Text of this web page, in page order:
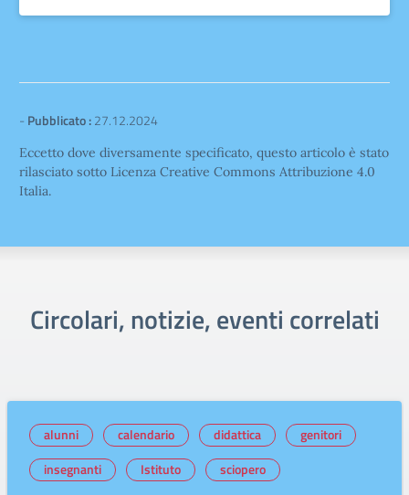
- Pubblicato :27.12.2024
Eccetto dove diversamente specificato, questo articolo è stato
rilasciato sotto Licenza Creative Commons Attribuzione 4.0
Italia.
Circolari, notizie, eventi correlati
alunni calendario didattica
genitori
insegnanti
Istituto sciopero